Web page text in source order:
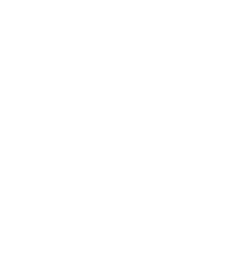
Así es el edificio
revolucionar El
cambio histórico en
El proyecto incluye una torre de
diseño del estudio de Zaha